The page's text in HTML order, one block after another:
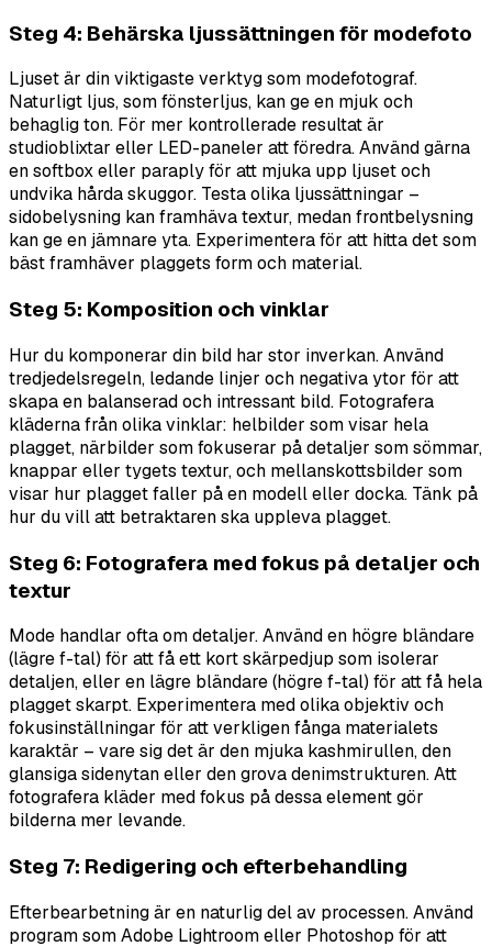
Steg 4: Behärska ljussättningen för modefoto
Ljuset är din viktigaste verktyg som modefotograf.
Naturligt ljus, som fönsterljus, kan ge en mjuk och
behaglig ton. För mer kontrollerade resultat är
studioblixtar eller LED-paneler att föredra. Använd gärna
en softbox eller paraply för att mjuka upp ljuset och
undvika hårda skuggor. Testa olika ljussättningar –
sidobelysning kan framhäva textur, medan frontbelysning
kan ge en jämnare yta. Experimentera för att hitta det som
bäst framhäver plaggets form och material.
Steg 5: Komposition och vinklar
Hur du komponerar din bild har stor inverkan. Använd
tredjedelsregeln, ledande linjer och negativa ytor för att
skapa en balanserad och intressant bild. Fotografera
kläderna från olika vinklar: helbilder som visar hela
plagget, närbilder som fokuserar på detaljer som sömmar,
knappar eller tygets textur, och mellanskottsbilder som
visar hur plagget faller på en modell eller docka. Tänk på
hur du vill att betraktaren ska uppleva plagget.
Steg 6: Fotografera med fokus på detaljer och
textur
Mode handlar ofta om detaljer. Använd en högre bländare
(lägre f-tal) för att få ett kort skärpedjup som isolerar
detaljen, eller en lägre bländare (högre f-tal) för att få hela
plagget skarpt. Experimentera med olika objektiv och
fokusinställningar för att verkligen fånga materialets
karaktär – vare sig det är den mjuka kashmirullen, den
glansiga sidenytan eller den grova denimstrukturen. Att
fotografera kläder med fokus på dessa element gör
bilderna mer levande.
Steg 7: Redigering och efterbehandling
Efterbearbetning är en naturlig del av processen. Använd
program som Adobe Lightroom eller Photoshop för att